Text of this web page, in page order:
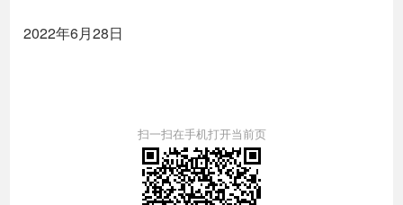
2022年6月28日
扫一扫在手机打开当前页